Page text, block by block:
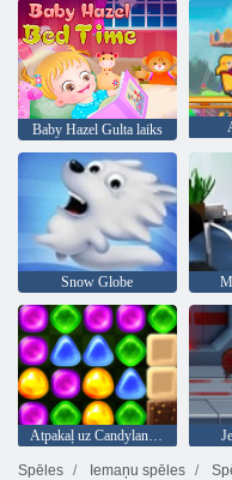
Baby Hazel Gulta laiks
Snow Globe
Spēles
Iemaņu spēles